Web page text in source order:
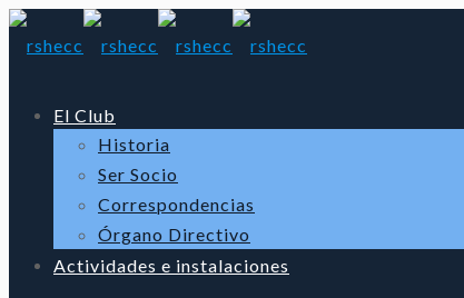
El Club
Historia
Ser Socio
Correspondencias
Órgano Directivo
Actividades e instalaciones